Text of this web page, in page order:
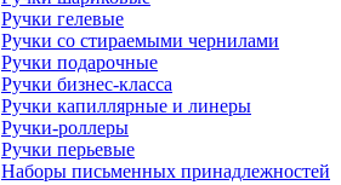
Ручки гелевые
Ручки со стираемыми чернилами
Ручки подарочные
Ручки бизнес-класса
Ручки капиллярные и линеры
Ручки-роллеры
Ручки перьевые
Наборы письменных принадлежностей